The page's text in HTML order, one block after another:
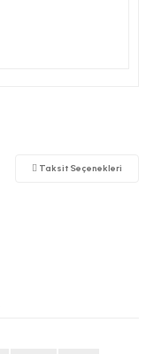
Taksit Seçenekleri